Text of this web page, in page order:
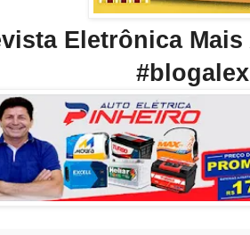
Eletrônica